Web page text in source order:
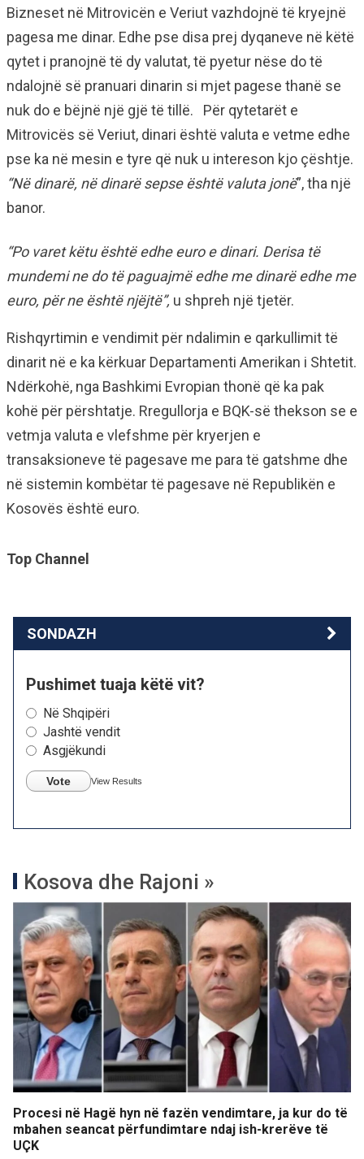
Bizneset në Mitrovicën e Veriut vazhdojnë të kryejnë
pagesa me dinar. Edhe pse disa prej dyqaneve në këtë
qytet i pranojnë të dy valutat, të pyetur nëse do të
ndalojnë së pranuari dinarin si mjet pagese thanë se
nuk do e bëjnë një gjë të tillë. Për qytetarët e
Mitrovicës së Veriut, dinari është valuta e vetme edhe
pse ka në mesin e tyre që nuk u intereson kjo çështje.
“Në dinarë, në dinarë sepse është valuta jonë”, tha një
banor.
“Po varet këtu është edhe euro e dinari. Derisa të
mundemi ne do të paguajmë edhe me dinarë edhe me
euro, për ne është njëjtë”, u shpreh një tjetër.
Rishqyrtimin e vendimit për ndalimin e qarkullimit të
dinarit në e ka kërkuar Departamenti Amerikan i Shtetit.
Ndërkohë, nga Bashkimi Evropian thonë që ka pak
kohë për përshtatje. Rregullorja e BQK-së thekson se e
vetmja valuta e vlefshme për kryerjen e
transaksioneve të pagesave me para të gatshme dhe
në sistemin kombëtar të pagesave në Republikën e
Kosovës është euro.
Top Channel
SONDAZH
Pushimet tuaja këtë vit?
Në Shqipëri
Jashtë vendit
Asgjëkundi
Vote View Results
Kosova dhe Rajoni »
Procesi në Hagë hyn në fazën vendimtare, ja kur do të
mbahen seancat përfundimtare ndaj ish-krerëve të
UÇK